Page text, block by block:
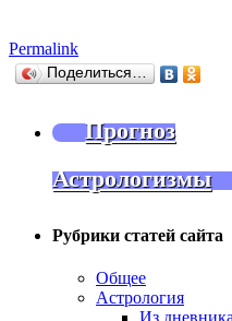
Permalink
Поделиться…
Прогноз
Астрологизмы
Рубрики статей сайта
Общее
Астрология